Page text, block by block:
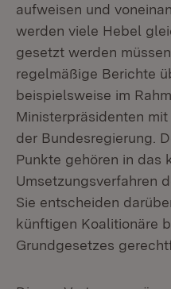
aufweisen und
werden viele Hebel
gesetzt werden
regelmäßige Berichte
beispielsweise im
Ministerpräsidenten
der Bundesregierung.
Punkte gehören in das
Umsetzungsverfahren
Sie entscheiden
künftigen Koalitionäre
Grundgesetzes